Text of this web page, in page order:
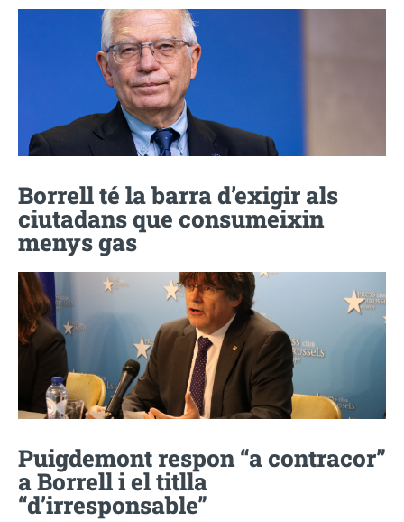
Borrell té la barra d’exigir als
ciutadans que consumeixin
menys gas
Puigdemont respon “a contracor”
a Borrell i el titlla
“d’irresponsable”